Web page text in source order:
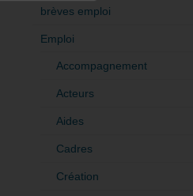
brèves emploi
Emploi
Accompagnement
Acteurs
Aides
Cadres
Création